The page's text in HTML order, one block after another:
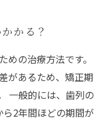
かる？
の治療方法です。
があるため、矯正期
一般的には、歯列の
2年間ほどの期間が